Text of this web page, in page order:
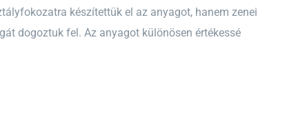
készítettük el az anyagot, hanem zenei
dogoztuk fel. Az anyagot különösen értékessé